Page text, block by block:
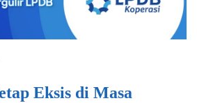
Eksis di Masa